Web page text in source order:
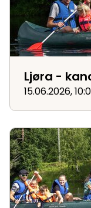
Ljøra -
15.06.2026,
Ljøra - 3-timers